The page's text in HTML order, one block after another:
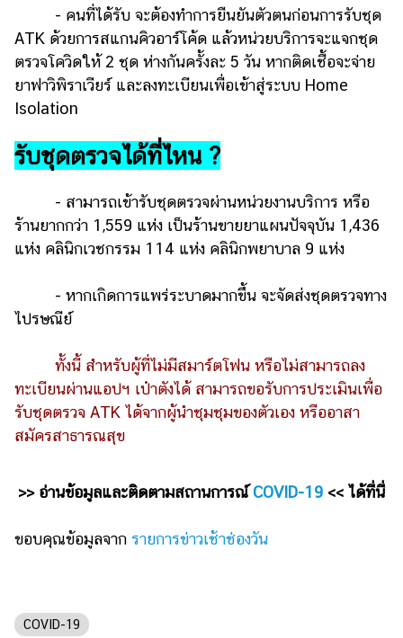
- คนที่ได้รับ จะต้องทำการยืนยันตัวตนก่อนการรับชุด
ATK ด้วยการสแกนคิวอาร์โค้ด แล้วหน่วยบริการจะแจกชุด
ตรวจโควิดให้ 2 ชุด ห่างกันครั้งละ 5 วัน หากติดเชื้อจะจ่าย
ยาฟาวิพิราเวียร์ และลงทะเบียนเพื่อเข้าสู่ระบบ Home
Isolation
รับชุดตรวจได้ที่ไหน ?
- สามารถเข้ารับชุดตรวจผ่านหน่วยงานบริการ หรือ
ร้านยากกว่า 1,559 แห่ง เป็นร้านขายยาแผนปัจจุบัน 1,436
แห่ง คลินิกเวชกรรม 114 แห่ง คลินิกพยาบาล 9 แห่ง
- หากเกิดการแพร่ระบาดมากขึ้น จะจัดส่งชุดตรวจทาง
ไปรษณีย์
ทั้งนี้ สำหรับผู้ที่ไม่มีสมาร์ตโฟน หรือไม่สามารถลง
ทะเบียนผ่านแอปฯ เป๋าตังได้ สามารถขอรับการประเมินเพื่อ
รับชุดตรวจ ATK ได้จากผู้นำชุมชุมของตัวเอง หรืออาสา
สมัครสาธารณสุข
>> อ่านข้อมูลและติดตามสถานการณ์COVID-19 << ได้ที่นี่
ขอบคุณข้อมูลจาก รายการข่าวเช้าช่องวัน
COVID-19